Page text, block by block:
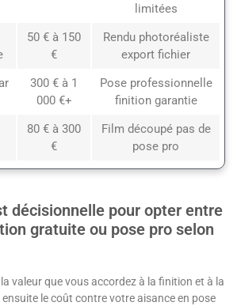
limitées
50 € à 150
€
Rendu photoréaliste
export fichier
300 € à 1
000 €+
Pose professionnelle
finition garantie
80 € à 300
€
Film découpé pas de
pose pro
décisionnelle pour opter entre
gratuite ou pose pro selon
valeur que vous accordez à la finition et à la
le coût contre votre aisance en pose